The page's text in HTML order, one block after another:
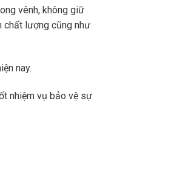
vênh, không giữ
chất lượng cũng như
nay.
nhiệm vụ bảo vệ sự